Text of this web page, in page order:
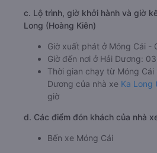
c. Lộ trình, giờ khởi hành và giờ
Long (Hoàng Kiên)
Giờ xuất phát ở Móng Cái -
Giờ đến nơi ở Hải Dương:
Thời gian chạy từ Móng
Dương của nhà xe Ka Long
giờ
d. Các điểm đón khách của nhà
Bến xe Móng Cái